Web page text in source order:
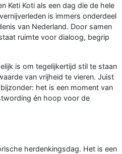
Keti Koti als een dag die de hele
is immers onderdeel
van Nederland. Door samen
ruimte voor dialoog, begrip
is om tegelijkertijd stil te staan
van vrijheid te vieren. Juist
het is een moment van
én hoop voor de
herdenkingsdag. Het is een